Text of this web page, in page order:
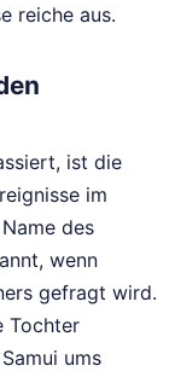
reiche aus.
ist die
im
des
wenn
gefragt wird.
Tochter
ums